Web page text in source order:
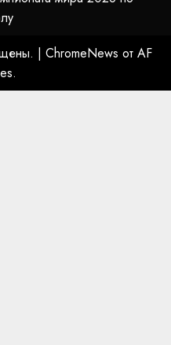
| ChromeNews от AF